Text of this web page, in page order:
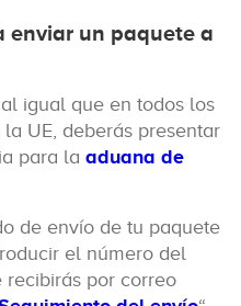
enviar un paquete a
igual que en todos los
UE, deberás presentar
para la aduana de
de envío de tu paquete
el número del
recibirás por correo